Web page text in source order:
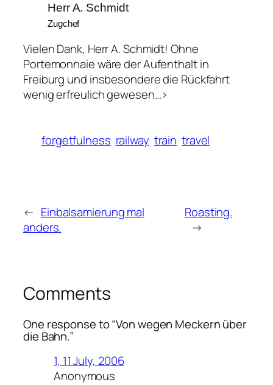
Herr A. Schmidt
Zugchef
Vielen Dank, Herr A. Schmidt! Ohne
Portemonnaie wäre der Aufenthalt in
Freiburg und insbesondere die Rückfahrt
wenig erfreulich gewesen…>
forgetfulness railway train travel
← Einbalsamierung mal
anders.
Roasting.
→
Comments
One response to “Von wegen Meckern über
die Bahn.”
1, 11 July, 2006
Anonymous